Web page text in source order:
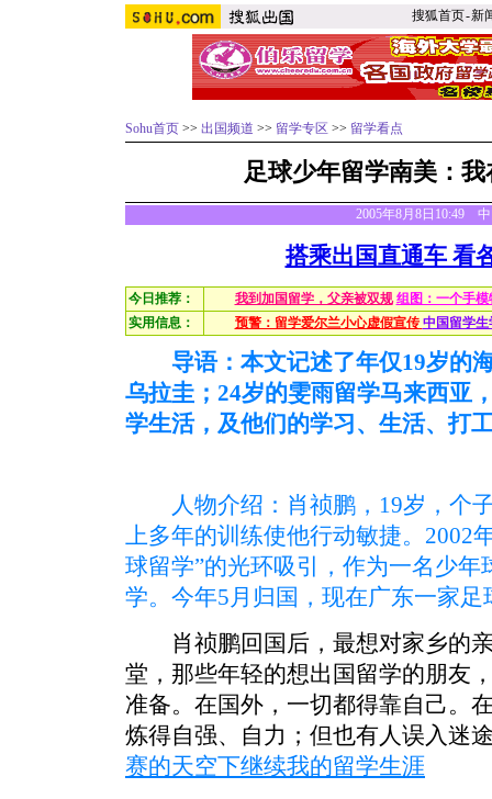
搜狐首页-新
Sohu首页 >> 出国频道 >> 留学专区 >> 留学看点
足球少年留学南美：
2005年8月8日10:49
搭乘出国直通车 看
今日推荐： 我到加国留学，父亲被双规 组图：一个手
实用信息：
预警：留学爱尔兰小心虚假宣传 中国留学
导语：本文记述了年仅19岁的海
乌拉圭；24岁的雯雨留学马来西亚
学生活，及他们的学习、生活、打
人物介绍：肖祯鹏，19岁，个子
上多年的训练使他行动敏捷。2002
球留学”的光环吸引，作为一名少
学。今年5月归国，现在广东一家足
肖祯鹏回国后，最想对家乡的亲
堂，那些年轻的想出国留学的朋友
准备。在国外，一切都得靠自己。
炼得自强、自力；但也有人误入迷
赛的天空下继续我的留学生涯